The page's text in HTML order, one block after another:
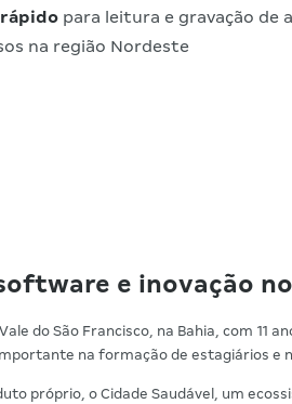
para leitura e gravação de
na região Nordeste
e inovação no
do São Francisco, na Bahia, com
na formação de estagiários e
próprio, o Cidade Saudável, um